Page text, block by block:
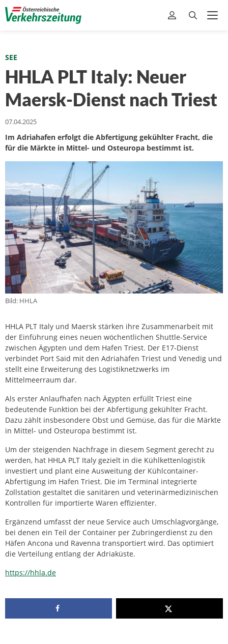
SEE
HHLA PLT Italy: Neuer
Maersk-Dienst nach Triest
07.04.2025
Im Adriahafen erfolgt die Abfertigung gekühlter Fracht, die
für die Märkte in Mittel- und Osteuropa bestimmt ist.
Bild: HHLA
HHLA PLT Italy und Maersk stärken ihre Zusammenarbeit mit
der Einführung eines neuen wöchentlichen Shuttle-Service
zwischen Ägypten und dem Hafen Triest. Der E17-Dienst
verbindet Port Said mit den Adriahäfen Triest und Venedig und
stellt eine Erweiterung des Logistiknetzwerks im
Mittelmeerraum dar.
Als erster Anlaufhafen nach Ägypten erfüllt Triest eine
bedeutende Funktion bei der Abfertigung gekühlter Fracht.
Dazu zählt insbesondere Obst und Gemüse, das für die Märkte
in Mittel- und Osteuropa bestimmt ist.
Um der steigenden Nachfrage in diesem Segment gerecht zu
werden, hat HHLA PLT Italy gezielt in die Kühlkettenlogistik
investiert und plant eine Ausweitung der Kühlcontainer-
Abfertigung im Hafen Triest. Die im Terminal integrierte
Zollstation gestaltet die sanitären und veterinärmedizinischen
Kontrollen für importierte Waren effizienter.
Ergänzend umfasst der neue Service auch Umschlagvorgänge,
bei denen ein Teil der Container per Zubringerdienst zu den
Häfen Ancona und Ravenna transportiert wird. Das optimiert
die Verteilung entlang der Adriaküste.
https://hhla.de